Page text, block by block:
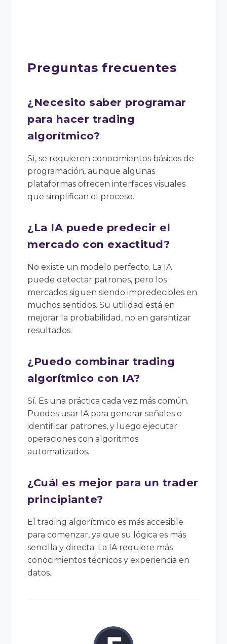
Preguntas frecuentes
¿Necesito saber programar
para hacer trading
algorítmico?
Sí, se requieren conocimientos básicos de
programación, aunque algunas
plataformas ofrecen interfaces visuales
que simplifican el proceso.
¿La IA puede predecir el
mercado con exactitud?
No existe un modelo perfecto. La IA
puede detectar patrones, pero los
mercados siguen siendo impredecibles en
muchos sentidos. Su utilidad está en
mejorar la probabilidad, no en garantizar
resultados.
¿Puedo combinar trading
algorítmico con IA?
Sí. Es una práctica cada vez más común.
Puedes usar IA para generar señales o
identificar patrones, y luego ejecutar
operaciones con algoritmos
automatizados.
¿Cuál es mejor para un trader
principiante?
El trading algorítmico es más accesible
para comenzar, ya que su lógica es más
sencilla y directa. La IA requiere más
conocimientos técnicos y experiencia en
datos.